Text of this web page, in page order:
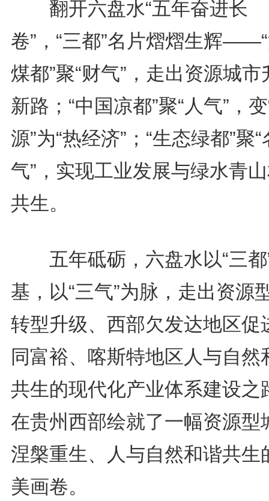
翻开六盘水“五年奋进长
卷”，“三都”名片熠熠生辉
煤都”聚“财气”，走出资源城市
新路；“中国凉都”聚“人气”，
源”为“热经济”；“生态绿都”聚“
气”，实现工业发展与绿水青
共生。
五年砥砺，六盘水以“三都
基，以“三气”为脉，走出资源
转型升级、西部欠发达地区促
同富裕、喀斯特地区人与自然
共生的现代化产业体系建设之
在贵州西部绘就了一幅资源型
涅槃重生、人与自然和谐共生
美画卷。